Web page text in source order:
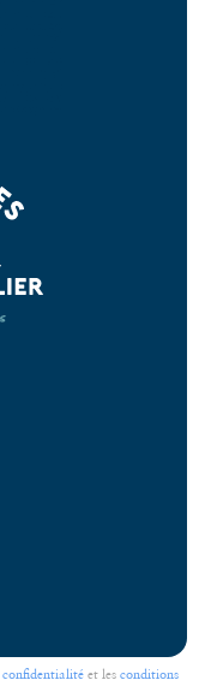
confidentialitéet les conditions